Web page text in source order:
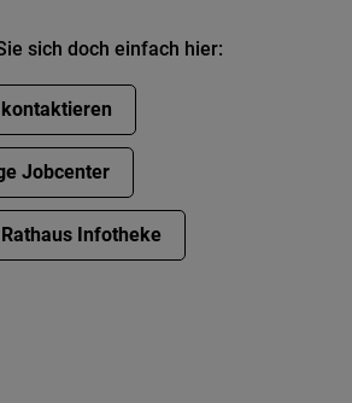
sich doch einfach hier:
Jobcenter
Infotheke